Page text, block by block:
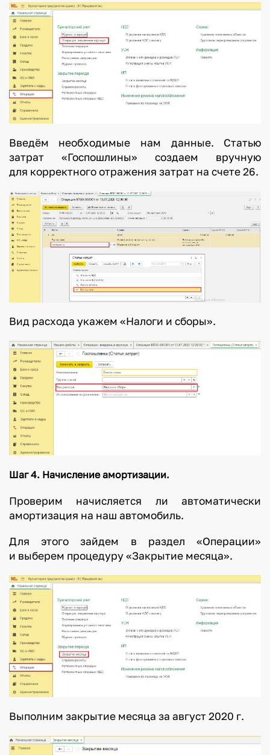
Введём необходимые нам данные. Статью
затрат «Госпошлины» создаем вручную
для корректного отражения затрат на счете 26.
Вид расхода укажем «Налоги и сборы».
Шаг 4. Начисление амортизации.
Проверим начисляется ли автоматически
амортизация на наш автомобиль.
Для этого зайдем в раздел «Операции»
и выберем процедуру «Закрытие месяца».
Выполним закрытие месяца за август 2020 г.